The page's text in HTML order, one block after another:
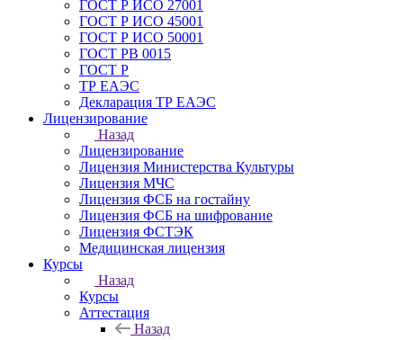
ГОСТ Р ИСО 27001
ГОСТ Р ИСО 45001
ГОСТ Р ИСО 50001
ГОСТ РВ 0015
ГОСТ Р
ТР ЕАЭС
Декларация ТР ЕАЭС
Лицензирование
Назад
Лицензирование
Лицензия Министерства Культуры
Лицензия МЧС
Лицензия ФСБ на гостайну
Лицензия ФСБ на шифрование
Лицензия ФСТЭК
Медицинская лицензия
Курсы
Назад
Курсы
Аттестация
Назад